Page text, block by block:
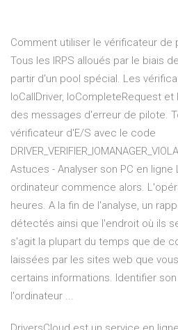
Comment utiliser le vérificateur de
Tous les IRPS alloués par le biais
partir d'un pool spécial. Les
IoCallDriver, IoCompleteRequest
des messages d'erreur de pilote.
vérificateur d'E/S avec le code
Astuces - Analyser son PC en ligne
ordinateur commence alors.
heures. A la fin de l'analyse, un
détectés ainsi que l'endroit où ils
s'agit la plupart du temps que de
laissées par les sites web que
certains informations. Identifier
l'ordinateur ...